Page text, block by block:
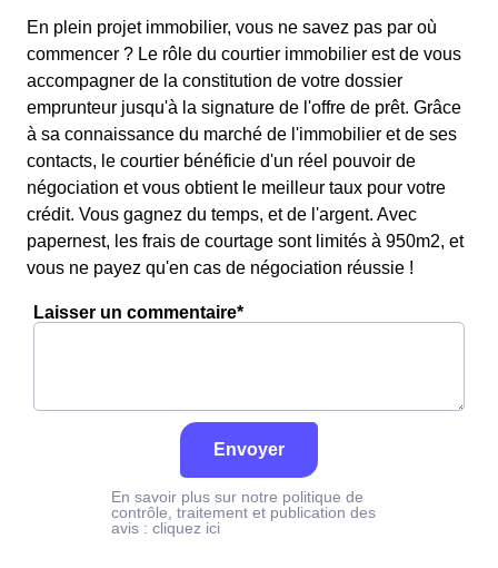
En plein projet immobilier, vous ne savez pas par où
commencer ? Le rôle du courtier immobilier est de vous
accompagner de la constitution de votre dossier
emprunteur jusqu'à la signature de l'offre de prêt. Grâce
à sa connaissance du marché de l'immobilier et de ses
contacts, le courtier bénéficie d'un réel pouvoir de
négociation et vous obtient le meilleur taux pour votre
crédit. Vous gagnez du temps, et de l'argent. Avec
papernest, les frais de courtage sont limités à 950m2, et
vous ne payez qu'en cas de négociation réussie !
Laisser un commentaire*
Envoyer
En savoir plus sur notre politique de
contrôle, traitement et publication des
avis : cliquez ici